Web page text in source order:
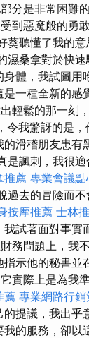
分是非常困難
到惡魔般的勇
聽懂了我的意
濕桑拿對於快
體，我試圖
一種全新的
輕鬆的那一刻
我驚訝的是
滑稽朋友患
諷刺，我很
推薦 專業會議
去的冒險而
按摩推薦 士林
試著面對事
務問題上，我
示他的秘書
實際上是為我
薦 專業網路行銷
提議，我出
的服務，卻以